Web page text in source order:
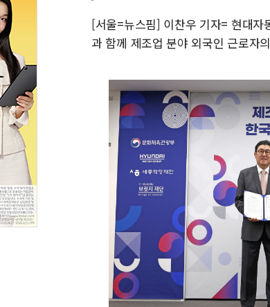
[서울=뉴스핌] 이찬우 기자= 현대자
과 함께 제조업 분야 외국인 근로자